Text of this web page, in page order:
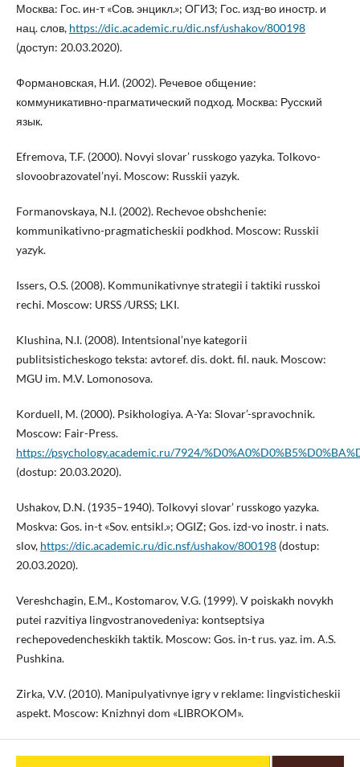
Москва: Гос. ин-т «Сов. энцикл.»; ОГИЗ; Гос. изд-во иностр. и
нац. слов, https://dic.academic.ru/dic.nsf/ushakov/800198
(доступ: 20.03.2020).
Формановская, Н.И. (2002). Речевое общение:
коммуникативно-прагматический подход. Москва: Русский
язык.
Efremova, T.F. (2000). Novyi slovar’ russkogo yazyka. Tolkovo-
slovoobrazovatel’nyi. Moscow: Russkii yazyk.
Formanovskaya, N.I. (2002). Rechevoe obshchenie:
kommunikativno-pragmaticheskii podkhod. Moscow: Russkii
yazyk.
Issers, O.S. (2008). Kommunikativnye strategii i taktiki russkoi
rechi. Moscow: URSS /URSS; LKI.
Klushina, N.I. (2008). Intentsional’nye kategorii
publitsisticheskogo teksta: avtoref. dis. dokt. fil. nauk. Moscow:
MGU im. M.V. Lomonosova.
Korduell, M. (2000). Psikhologiya. A-Ya: Slovar’-spravochnik.
Moscow: Fair-Press.
https://psychology.academic.ru/7924/
(dostup: 20.03.2020).
Ushakov, D.N. (1935–1940). Tolkovyi slovar’ russkogo yazyka.
Moskva: Gos. in-t «Sov. entsikl.»; OGIZ; Gos. izd-vo inostr. i nats.
slov, https://dic.academic.ru/dic.nsf/ushakov/800198(dostup:
20.03.2020).
Vereshchagin, E.M., Kostomarov, V.G. (1999). V poiskakh novykh
putei razvitiya lingvostranovedeniya: kontseptsiya
rechepovedencheskikh taktik. Moscow: Gos. in-t rus. yaz. im. A.S.
Pushkina.
Zirka, V.V. (2010). Manipulyativnye igry v reklame: lingvisticheskii
aspekt. Moscow: Knizhnyi dom «LIBROKOM».